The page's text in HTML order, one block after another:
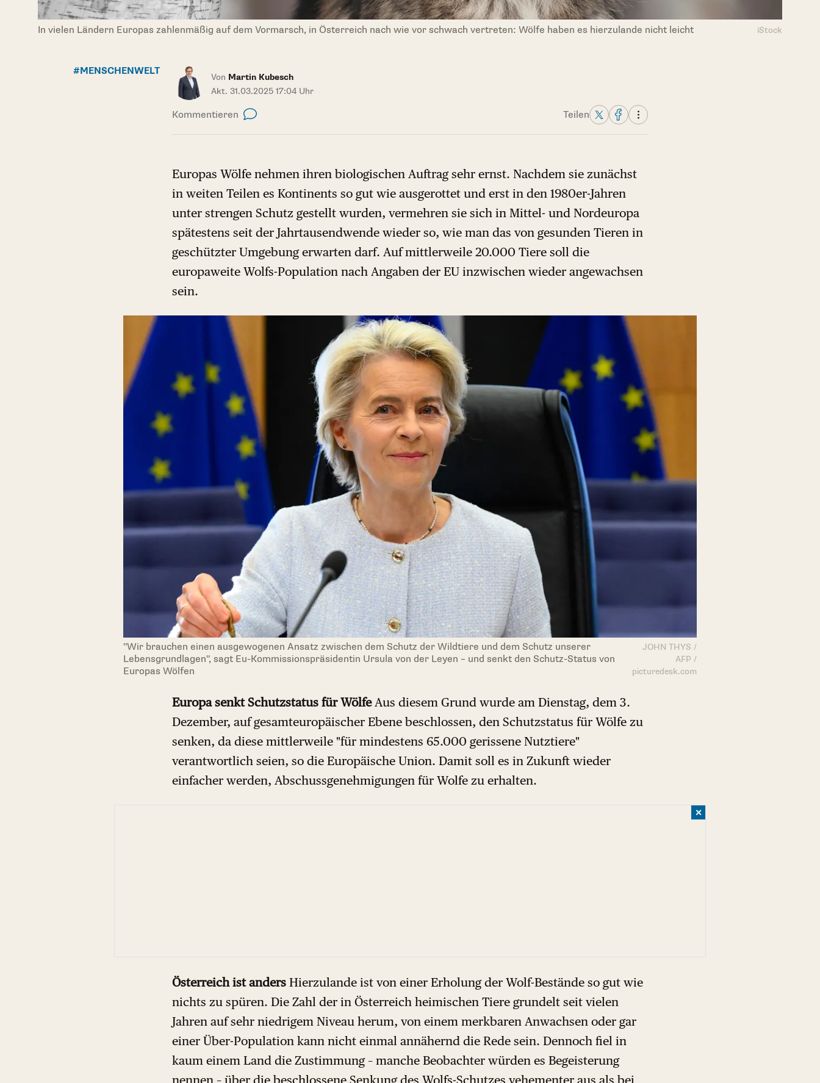
In vielen Ländern Europas zahlenmäßig auf dem Vormarsch, in Österreich nach wie vor schwach vertreten: Wölfe haben es hierzulande nicht leicht iStock
#MENSCHENWELT
Von Martin Kubesch
Akt. 31.03.2025 17:04 Uhr
Kommentieren Teilen
Europas Wölfe nehmen ihren biologischen Auftrag sehr ernst. Nachdem sie zunächst
in weiten Teilen es Kontinents so gut wie ausgerottet und erst in den 1980er-Jahren
unter strengen Schutz gestellt wurden, vermehren sie sich in Mittel- und Nordeuropa
spätestens seit der Jahrtausendwende wieder so, wie man das von gesunden Tieren in
geschützter Umgebung erwarten darf. Auf mittlerweile 20.000 Tiere soll die
europaweite Wolfs-Population nach Angaben der EU inzwischen wieder angewachsen
sein.
"Wir brauchen einen ausgewogenen Ansatz zwischen dem Schutz der Wildtiere und dem Schutz unserer
Lebensgrundlagen", sagt Eu-Kommissionspräsidentin Ursula von der Leyen – und senkt den Schutz-Status von
Europas Wölfen
JOHN THYS /
AFP /
picturedesk.com
Europa senkt Schutzstatus für WölfeAus diesem Grund wurde am Dienstag, dem 3.
Dezember, auf gesamteuropäischer Ebene beschlossen, den Schutzstatus für Wölfe zu
senken, da diese mittlerweile "für mindestens 65.000 gerissene Nutztiere"
verantwortlich seien, so die Europäische Union. Damit soll es in Zukunft wieder
einfacher werden, Abschussgenehmigungen für Wolfe zu erhalten.
✕
Österreich ist anders Hierzulande ist von einer Erholung der Wolf-Bestände so gut wie
nichts zu spüren. Die Zahl der in Österreich heimischen Tiere grundelt seit vielen
Jahren auf sehr niedrigem Niveau herum, von einem merkbaren Anwachsen oder gar
einer Über-Population kann nicht einmal annähernd die Rede sein. Dennoch fiel in
kaum einem Land die Zustimmung – manche Beobachter würden es Begeisterung